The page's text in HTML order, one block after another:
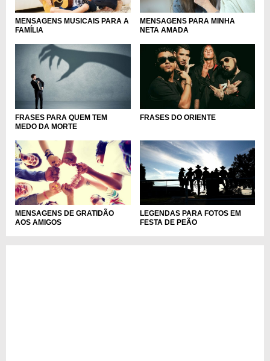
MENSAGENS MUSICAIS PARA A
FAMÍLIA
MENSAGENS PARA MINHA
NETA AMADA
FRASES PARA QUEM TEM
MEDO DA MORTE
FRASES DO ORIENTE
MENSAGENS DE GRATIDÃO
AOS AMIGOS
LEGENDAS PARA FOTOS EM
FESTA DE PEÃO